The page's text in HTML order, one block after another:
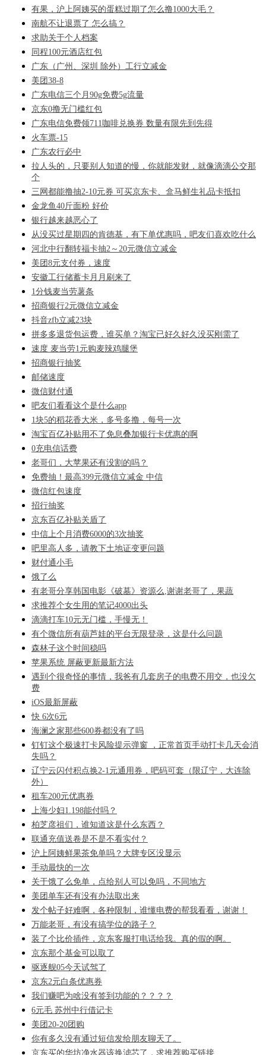
有果，沪上阿姨买的蛋糕过期了怎么撸1000大毛？
南航不让退票了 怎么搞？
求助关于个人档案
同程100元酒店红包
广东（广州、深圳 除外）工行立减金
美团38-8
广东电信三个月90g免费5g流量
京东0撸无门槛红包
广东电信免费领711咖啡兑换券 数量有限先到先得
火车票-15
广东农行必中
拉人头的，只要别人知道的慢，你就能发财，就像滴滴公交那
个
三网都能撸抽2-10元券 可买京东卡、盒马鲜生礼品卡抵扣
金龙鱼40斤面粉 好价
银行越来越恶心了
从没买过星期四的肯德基，有下单优惠吗，吧友们喜欢吃什么
河北中行翻转福卡抽2～20元微信立减金
美团8元支付券，速度
安徽工行储蓄卡月月刷来了
1分钱麦当劳薯条
招商银行2元微信立减金
抖音zfb立减23块
拼多多退货包运费，谁买单？淘宝已好久好久没买刚需了
速度 麦当劳1元购麦辣鸡腿堡
招商银行抽奖
邮储速度
微信财付通
吧友们看看这个是什么app
1块5的稻花香大米，多号多撸，每号一次
淘宝百亿补贴用不了免息叠加银行卡优惠的啊
0充电信话费
老哥们，大苹果还有没割的吗？
免费抽！最高399元微信立减金 中信
微信红包速度
招行抽奖
京东百亿补贴关盾了
中信上个月消费6000的3次抽奖
吧里高人多，请教下土地证变更问题
财付通小毛
饿了么
有老哥分享韩国电影《破墓》资源么,谢谢老哥了，果蔬
求推荐个女生用的笔记4000出头
滴滴打车10元无门槛，手慢无！
有个微信所有葫芦娃的平台无限登录，这是什么问题
森林子这个时间稳吗
苹果系统 屏蔽更新最新方法
遇到个很奇怪的事情，我爸有几套房子的电费不用交，也没欠
费
iOS最新屏蔽
快 6次6元
海澜之家那些600券都没有了吗
钉钉这个极速打卡风险提示弹窗 ，正常首页手动打卡几天会消
失吗？
辽宁云闪付积点换2-1元通用券，吧码可套（限辽宁，大连除
外）
租车200元优惠券
上海少妇1.198能付吗？
柏芝彦祖们，谁知道这是什么东西？
联通充值送卷是不是不看实付？
沪上阿姨鲜果茶免单吗？大牌专区没显示
手动最快的一次
关于饿了么免单，点给别人可以免吗，不同地方
美团单车还有没有办法取出来
发个帖子好难啊，各种限制，谁懂电费的帮我看看，谢谢！
万能老哥，有没有搞学位的路子？
装了个比价插件，京东客服打电话给我。真的假的啊。
京东那个基金可以取了
驱逐舰05今天试驾了
京东2元白条优惠券
我们赚吧为啥没有签到功能的？？？？
6元毛 苏州中行借记卡
美团20-20团购
你有多久没有通过短信发给朋友聊天了。
京东买的华坊净水器该换滤芯了，求推荐购买链接